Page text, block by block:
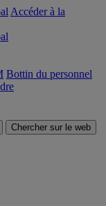
Accéder à la
Bottin du personnel
Chercher sur le web